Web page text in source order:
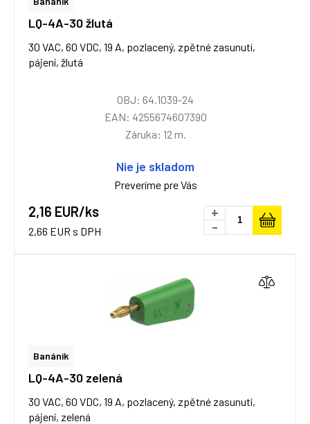
LQ-4A-30 žlutá
30 VAC, 60 VDC, 19 A, pozlacený, zpětné zasunutí,
pájení, žlutá
OBJ: 64.1039-24
EAN: 4255674607390
Záruka: 12 m.
Nie je skladom
Preveríme pre Vás
2,16 EUR/ks
2,66 EUR s DPH
+
-
Banánik
LQ-4A-30 zelená
30 VAC, 60 VDC, 19 A, pozlacený, zpětné zasunutí,
pájení, zelená